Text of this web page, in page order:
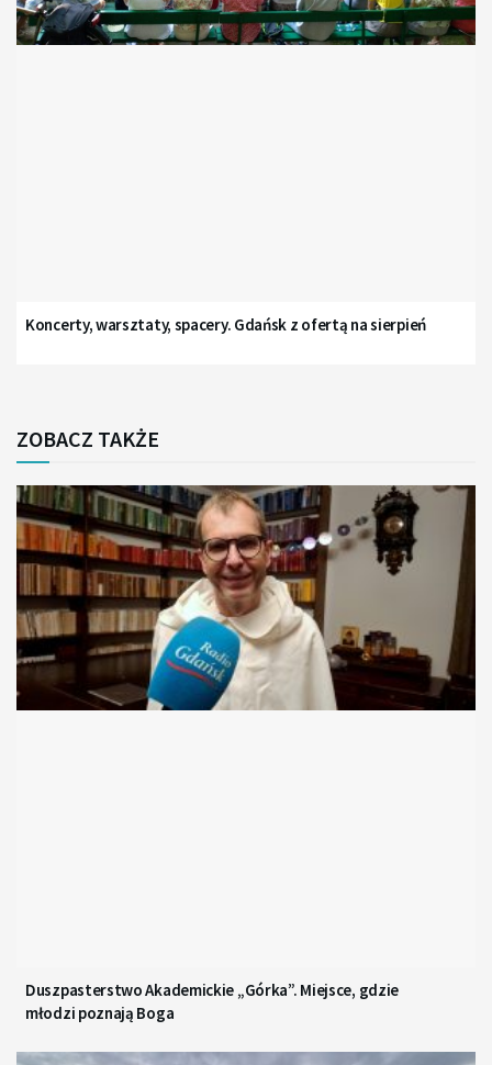
Koncerty, warsztaty, spacery. Gdańsk z ofertą na sierpień
ZOBACZ TAKŻE
Duszpasterstwo Akademickie „Górka”. Miejsce, gdzie
młodzi poznają Boga